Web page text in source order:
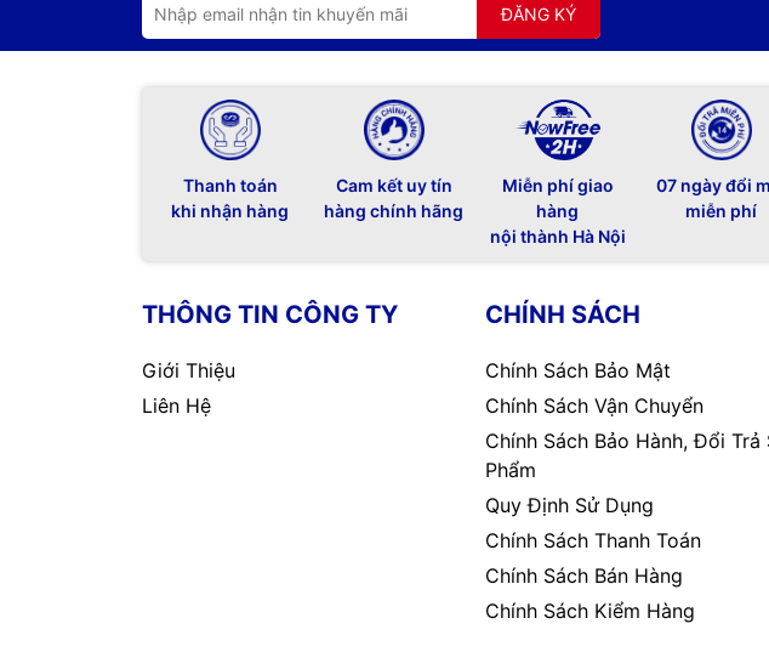
ĐĂNG KÝ
Thanh toán
khi nhận hàng
Cam kết uy tín
hàng chính hãng
Miễn phí giao
hàng
nội thành Hà Nội
07 ngày đổi
miễn phí
THÔNG TIN CÔNG TY
Giới Thiệu
Liên Hệ
CHÍNH SÁCH
Chính Sách Bảo Mật
Chính Sách Vận Chuyển
Chính Sách Bảo Hành, Đổi Trả
Phẩm
Quy Định Sử Dụng
Chính Sách Thanh Toán
Chính Sách Bán Hàng
Chính Sách Kiểm Hàng